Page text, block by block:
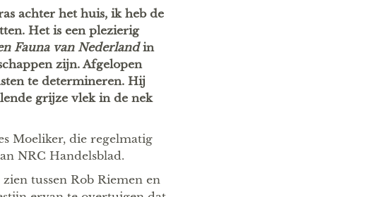
achter het huis, ik heb de
Het is een plezierig
Fauna van Nederlandin
zijn. Afgelopen
te determineren. Hij
grijze vlek in de nek
Moeliker, die regelmatig
NRC Handelsblad.
tussen Rob Riemen en